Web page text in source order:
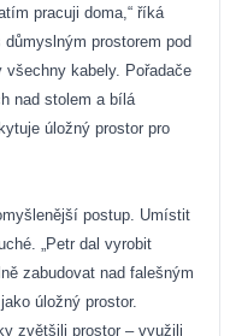
pracuji doma,“ říká
prostorem pod
kabely. Pořadače
nad stolem a bílá
úložný prostor pro
postup. Umístit
„Petr dal vyrobit
zabudovat nad falešným
úložný prostor.
zvětšili prostor – využili